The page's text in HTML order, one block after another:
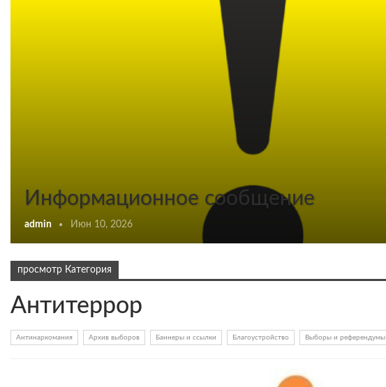
Информационное сообщение
admin Июн 10, 2026
просмотр Категория
Антитеррор
Антинаркомания Архив выборов Баннеры и ссылки Благоустройство Выборы и референдумы